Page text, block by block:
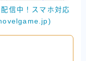
信中！スマホ対応